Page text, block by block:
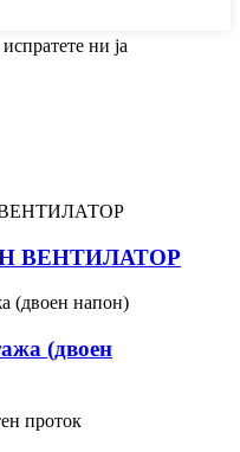
ни ја
ВЕНТИЛАТОР
(двоен